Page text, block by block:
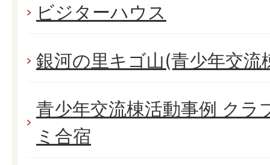
ビジターハウス
銀河の里キゴ山(青少年交流
青少年交流棟活動事例 クラ
ミ合宿